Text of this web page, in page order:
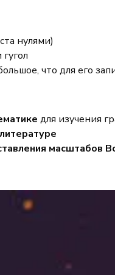
нулями)
что для его
для изучения
масштабов